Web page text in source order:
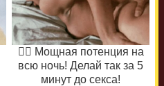
❤️‍🔥 Мощная потенция на
всю ночь! Делай так за 5
минут до секса!